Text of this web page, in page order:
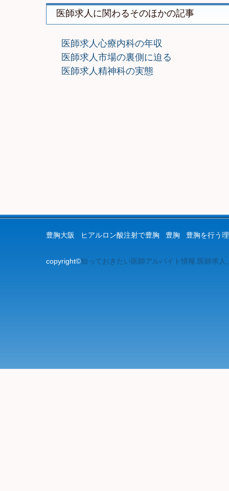
医師求人に関わるそのほかの記事
医師求人心療内科の年収
医師求人市場の裏側に迫る
医師求人精神科の実態
豊胸大阪 ヒアルロン酸注射で豊胸 豊胸 豊胸を行う
copyright©知っておきたい医師アルバイト情報.医師求